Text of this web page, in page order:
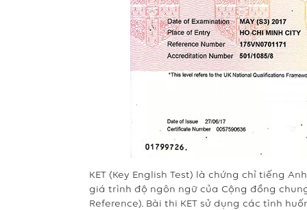
KET (Key English Test) là chứng chỉ tiếng
giá trình độ ngôn ngữ của Cộng đồng
Reference). Bài thi KET sử dụng các tình